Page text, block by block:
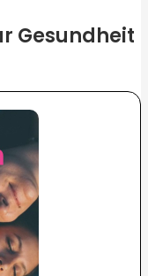
Gesundheit